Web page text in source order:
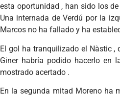
esta oportunidad , han sido los
Una internada de Verdú por la
Marcos no ha fallado y ha
El gol ha tranquilizado el Nàstic ,
Giner habría podido hacerlo en
mostrado acertado .
En la segunda mitad Moreno ha